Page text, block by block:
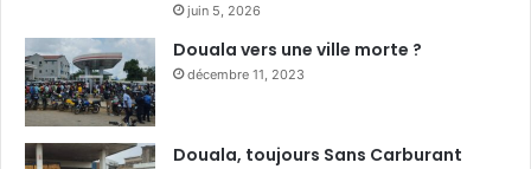
juin 5, 2026
Douala vers une ville morte ?
décembre 11, 2023
Douala, toujours Sans Carburant